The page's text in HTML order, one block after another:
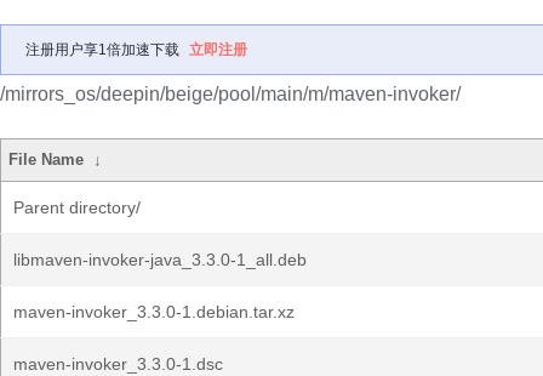
注册用户享1倍加速下载 立即注册
/mirrors_os/deepin/beige/pool/main/m/maven-invoker/
File Name ↓
Parent directory/
libmaven-invoker-java_3.3.0-1_all.deb
maven-invoker_3.3.0-1.debian.tar.xz
maven-invoker_3.3.0-1.dsc